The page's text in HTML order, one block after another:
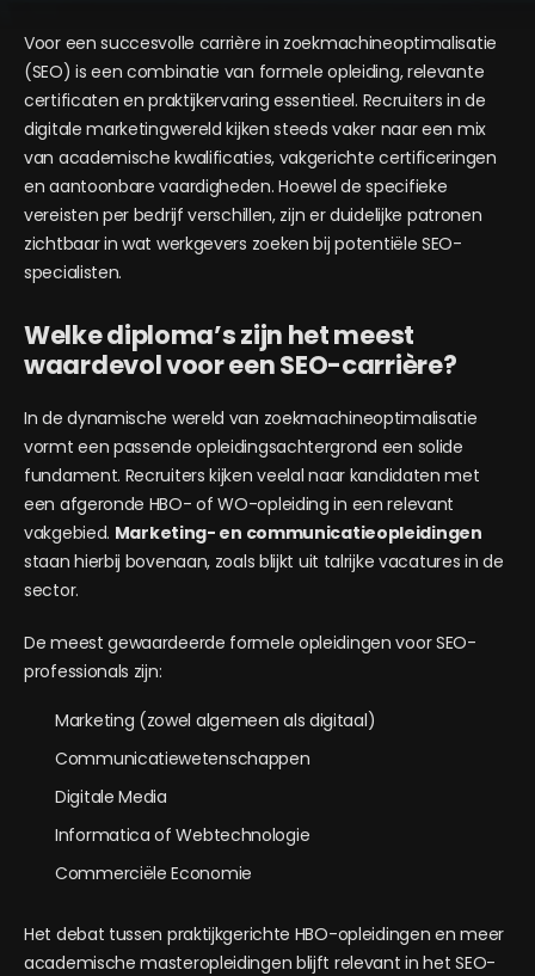
Voor een succesvolle carrière in zoekmachineoptimalisatie
(SEO) is een combinatie van formele opleiding, relevante
certificaten en praktijkervaring essentieel. Recruiters in de
digitale marketingwereld kijken steeds vaker naar een mix
van academische kwalificaties, vakgerichte certificeringen
en aantoonbare vaardigheden. Hoewel de specifieke
vereisten per bedrijf verschillen, zijn er duidelijke patronen
zichtbaar in wat werkgevers zoeken bij potentiële SEO-
specialisten.
Welke diploma’s zijn het meest
waardevol voor een SEO-carrière?
In de dynamische wereld van zoekmachineoptimalisatie
vormt een passende opleidingsachtergrond een solide
fundament. Recruiters kijken veelal naar kandidaten met
een afgeronde HBO- of WO-opleiding in een relevant
vakgebied. Marketing- en communicatieopleidingen
staan hierbij bovenaan, zoals blijkt uit talrijke vacatures in de
sector.
De meest gewaardeerde formele opleidingen voor SEO-
professionals zijn:
Marketing (zowel algemeen als digitaal)
Communicatiewetenschappen
Digitale Media
Informatica of Webtechnologie
Commerciële Economie
Het debat tussen praktijkgerichte HBO-opleidingen en meer
academische masteropleidingen blijft relevant in het SEO-